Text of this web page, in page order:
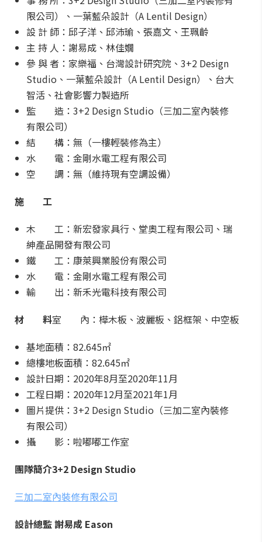
限公司）、一葉藍朵設計（A Lentil Design）
設 計 師：邱子洋、邱沛瑜、張嘉文、王珮齡
主 持 人：謝易成、林佳嫺
參 與 者：家樂福、台灣設計研究院、3+2 Design
Studio、一葉藍朵設計（A Lentil Design）、台大
智活、社會影響力製造所
監 造：3+2 Design Studio（三加二室內裝修
有限公司）
結 構：無（一樓輕裝修為主）
水 電：金剛水電工程有限公司
空 調：無（維持現有空調設備）
施 工
木 工：新宏發家具行、堂奧工程有限公司、瑞
紳產品開發有限公司
鐵 工：康萊興業股份有限公司
水 電：金剛水電工程有限公司
輸 出：新禾光電科技有限公司
材 料室 內：樺木板、波麗板、鋁框架、中空板
基地面積：82.645㎡
總樓地板面積：82.645㎡
設計日期：2020年8月至2020年11月
工程日期：2020年12月至2021年1月
圖片提供：3+2 Design Studio（三加二室內裝修
有限公司）
攝 影：啦嘟嘟工作室
團隊簡介3+2 Design Studio
三加二室內裝修有限公司
設計總監 謝易成 Eason